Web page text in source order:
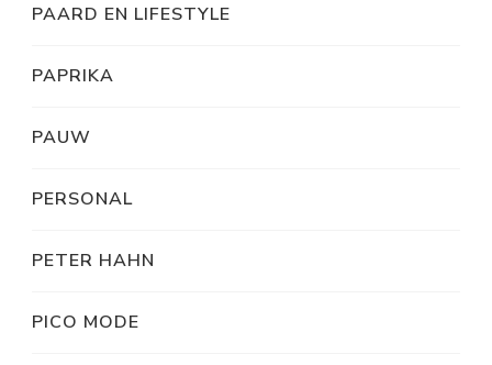
PAARD EN LIFESTYLE
PAPRIKA
PAUW
PERSONAL
PETER HAHN
PICO MODE